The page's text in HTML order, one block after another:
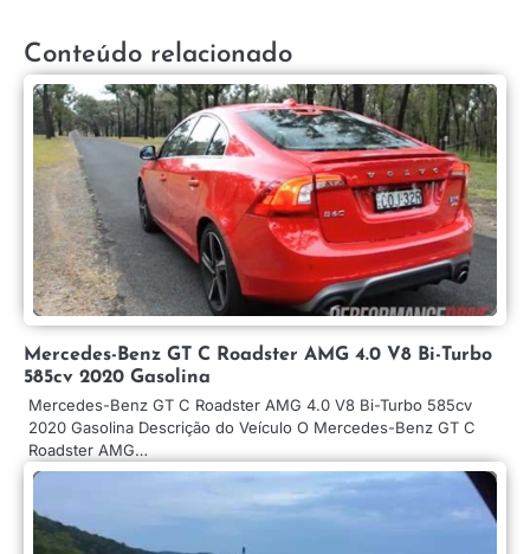
Conteúdo relacionado
Mercedes-Benz GT C Roadster AMG 4.0 V8 Bi-Turbo
585cv 2020 Gasolina
Mercedes-Benz GT C Roadster AMG 4.0 V8 Bi-Turbo 585cv
2020 Gasolina Descrição do Veículo O Mercedes-Benz GT C
Roadster AMG…